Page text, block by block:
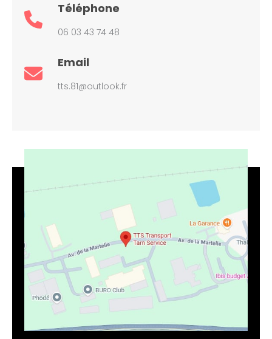
Téléphone
06 03 43 74 48
Email
tts.81@outlook.fr